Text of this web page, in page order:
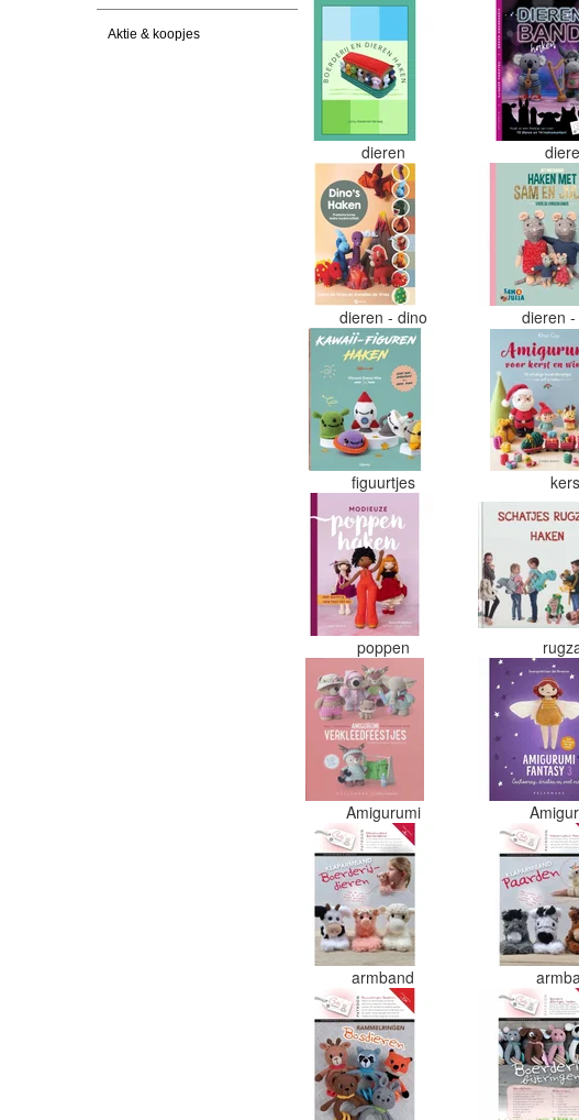
Aktie & koopjes
dieren
dieren - dino dieren
figuurtjes
poppen
Amigurumi
armband